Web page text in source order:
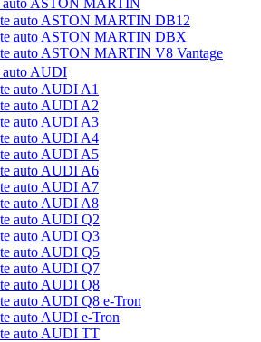
auto ASTON MARTIN
auto ASTON MARTIN DB12
auto ASTON MARTIN DBX
auto ASTON MARTIN V8 Vantage
auto AUDI
auto AUDI A1
auto AUDI A2
auto AUDI A3
auto AUDI A4
auto AUDI A5
auto AUDI A6
auto AUDI A7
auto AUDI A8
auto AUDI Q2
auto AUDI Q3
auto AUDI Q5
auto AUDI Q7
auto AUDI Q8
auto AUDI Q8 e-Tron
auto AUDI e-Tron
auto AUDI TT